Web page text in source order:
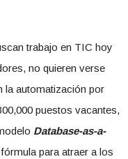
trabajo en TIC hoy
no quieren verse
la automatización por
puestos vacantes,
Database-as-a-
para atraer a los